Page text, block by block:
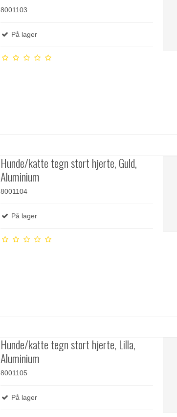
8001103
På lager
Hunde/katte tegn stort hjerte, Guld,
Aluminium
8001104
På lager
Hunde/katte tegn stort hjerte, Lilla,
Aluminium
8001105
På lager